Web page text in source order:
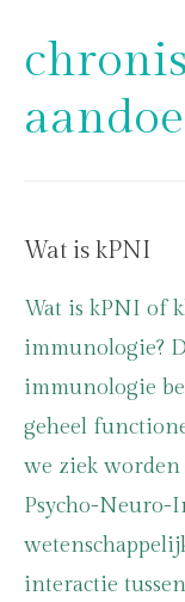
Wat is kPNI
Wat is kPNI of
immunologie?
immunologie
geheel
we ziek
Psycho-Neuro-
interactie